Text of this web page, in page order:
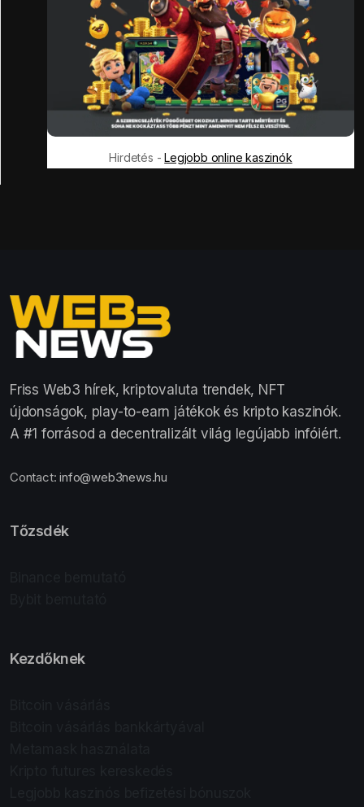
Hirdetés -Legjobb online kaszinók
Friss Web3 hírek, kriptovaluta trendek, NFT
újdonságok, play-to-earn játékok és kripto kaszinók.
A #1 forrásod a decentralizált világ legújabb infóiért.
Contact:info@web3news.hu
Tőzsdék
Kezdőknek